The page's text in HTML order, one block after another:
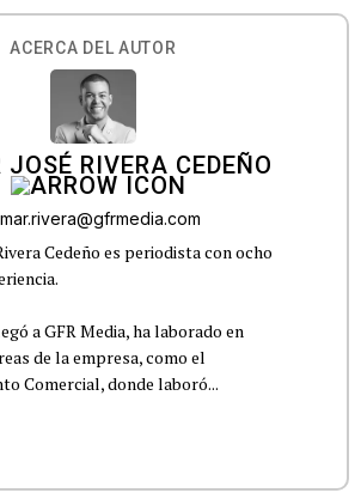
ACERCA DEL AUTOR
RIVERA CEDEÑO
Cedeño es periodista con ocho
a GFR Media, ha laborado en
de la empresa, como el
Comercial, donde laboró...